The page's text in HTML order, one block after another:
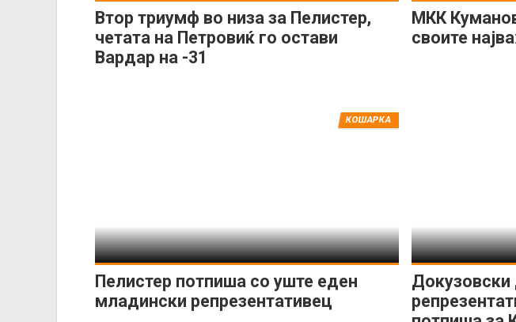
Втор триумф во низа за Пелистер,
четата на Петровиќ го остави
Вардар на -31
МКК
своите
Пелистер потпиша со уште еден
младински репрезентативец
КОШАРКА
Докузовски